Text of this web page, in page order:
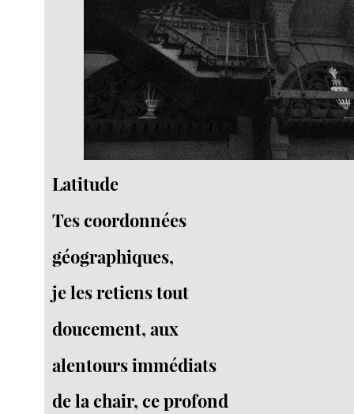
Latitude
Tes coordonnées
géographiques,
je les retiens tout
doucement, aux
alentours immédiats
de la chair, ce profond